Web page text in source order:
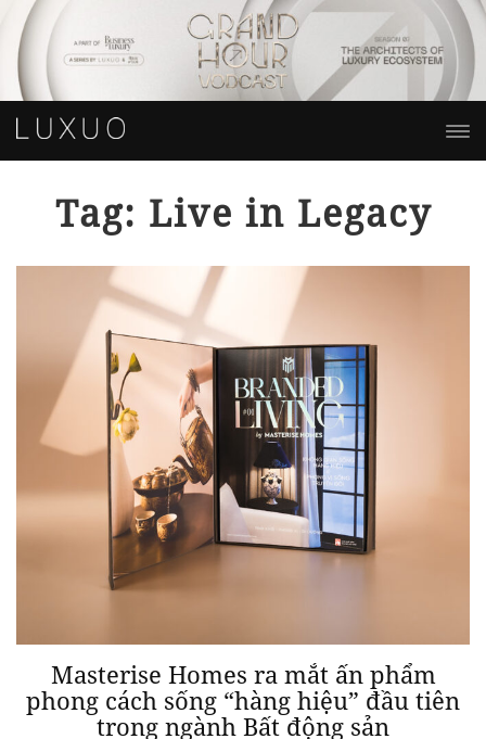
Tag: Live in Legacy
Masterise Homes ra mắt ấn phẩm
phong cách sống “hàng hiệu” đầu tiên
trong ngành Bất động sản